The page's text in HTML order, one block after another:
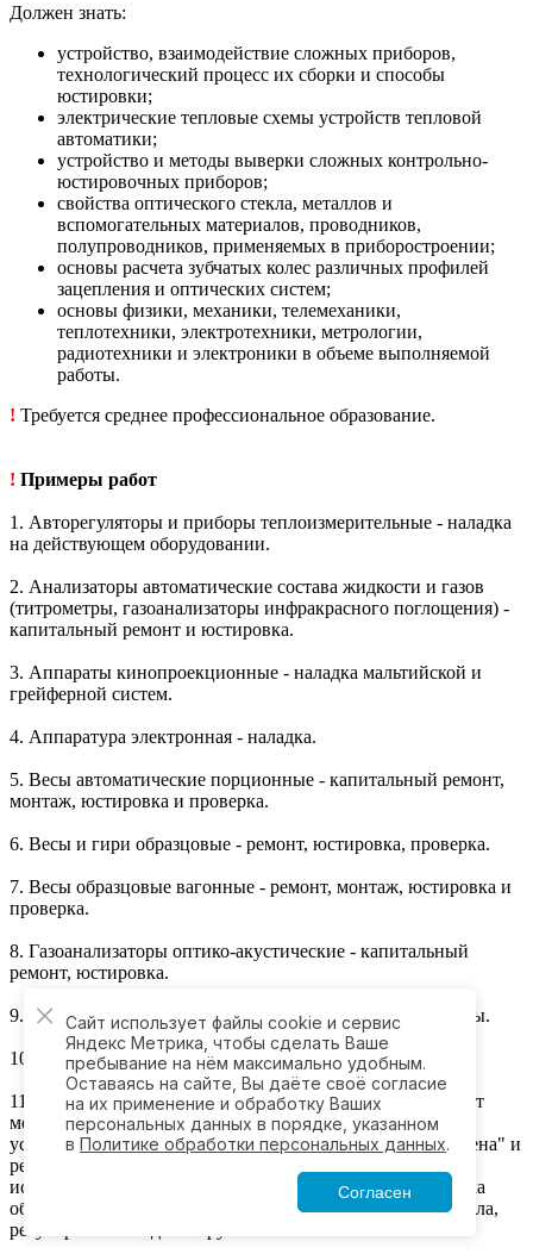
Должен знать:
устройство, взаимодействие сложных приборов,
технологический процесс их сборки и способы
юстировки;
электрические тепловые схемы устройств тепловой
автоматики;
устройство и методы выверки сложных контрольно-
юстировочных приборов;
свойства оптического стекла, металлов и
вспомогательных материалов, проводников,
полупроводников, применяемых в приборостроении;
основы расчета зубчатых колес различных профилей
зацепления и оптических систем;
основы физики, механики, телемеханики,
теплотехники, электротехники, метрологии,
радиотехники и электроники в объеме выполняемой
работы.
! Требуется среднее профессиональное образование.
! Примеры работ
1. Авторегуляторы и приборы теплоизмерительные - наладка
на действующем оборудовании.
2. Анализаторы автоматические состава жидкости и газов
(титрометры, газоанализаторы инфракрасного поглощения) -
капитальный ремонт и юстировка.
3. Аппараты кинопроекционные - наладка мальтийской и
грейферной систем.
4. Аппаратура электронная - наладка.
5. Весы автоматические порционные - капитальный ремонт,
монтаж, юстировка и проверка.
6. Весы и гири образцовые - ремонт, юстировка, проверка.
7. Весы образцовые вагонные - ремонт, монтаж, юстировка и
проверка.
8. Газоанализаторы оптико-акустические - капитальный
ремонт, юстировка.
9. Дальномеры - ремонт и юстировка оптической системы.
10. Измерители телевизионные - ремонт, проверка.
11. Кино- и фотоаппараты - регулировка затворов, ремонт
механизма замедления, замена призмы дальномера,
устранение люфта в дальнокамере "Киев", "Старт", "Смена" и
ремонт автоспуска, устранение сбрасывания зеркала,
исправление неравномерности пряжки пленки, установка
объективов на фокус, чистка видиоискателя, смена зеркала,
регулировка взводной пружины объектива.
Сайт использует файлы cookie и сервис
Яндекс Метрика, чтобы сделать Ваше
пребывание на нём максимально удобным.
Оставаясь на сайте, Вы даёте своё согласие
на их применение и обработку Ваших
персональных данных в порядке, указанном
в Политике обработки персональных данных.
Согласен